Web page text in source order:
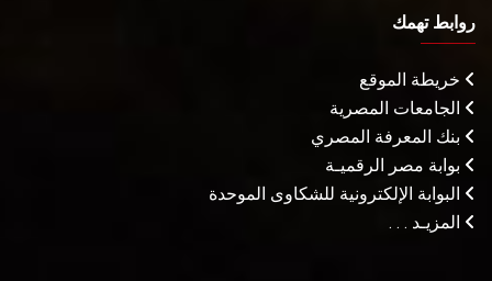
روابط تهمك
خريطة الموقع
الجامعات المصرية
بنك المعرفة المصري
بوابة مصر الرقميـة
البوابة الإلكترونية للشكاوى الموحدة
المزيـد . . .